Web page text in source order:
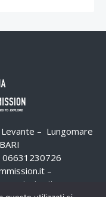
– Lungomare
06631230726
–